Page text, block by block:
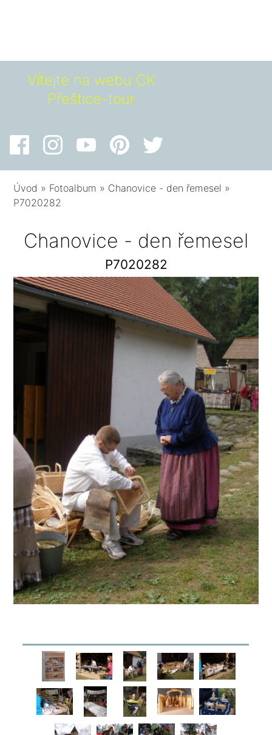
Vítejte na webu CK
Přeštice-tour
Úvod » Fotoalbum » Chanovice - den řemesel »
P7020282
Chanovice - den řemesel
P7020282